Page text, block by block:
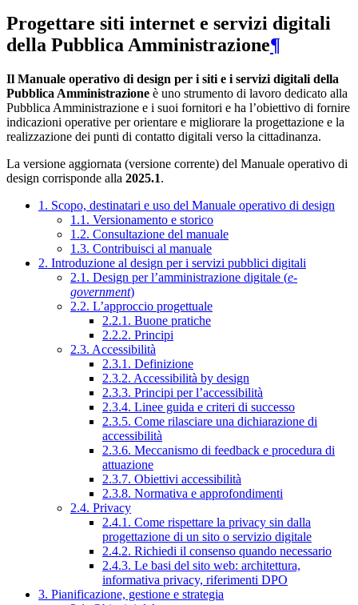
Progettare siti internet e servizi digitali
della Pubblica Amministrazione¶
Il Manuale operativo di design per i siti e i servizi digitali della
Pubblica Amministrazione è uno strumento di lavoro dedicato alla
Pubblica Amministrazione e i suoi fornitori e ha l’obiettivo di fornire
indicazioni operative per orientare e migliorare la progettazione e la
realizzazione dei punti di contatto digitali verso la cittadinanza.
La versione aggiornata (versione corrente) del Manuale operativo di
design corrisponde alla 2025.1.
1. Scopo, destinatari e uso del Manuale operativo di design
1.1. Versionamento e storico
1.2. Consultazione del manuale
1.3. Contribuisci al manuale
2. Introduzione al design per i servizi pubblici digitali
2.1. Design per l’amministrazione digitale (e-
government)
2.2. L’approccio progettuale
2.2.1. Buone pratiche
2.2.2. Principi
2.3. Accessibilità
2.3.1. Definizione
2.3.2. Accessibilità by design
2.3.3. Principi per l’accessibilità
2.3.4. Linee guida e criteri di successo
2.3.5. Come rilasciare una dichiarazione di
accessibilità
2.3.6. Meccanismo di feedback e procedura di
attuazione
2.3.7. Obiettivi accessibilità
2.3.8. Normativa e approfondimenti
2.4. Privacy
2.4.1. Come rispettare la privacy sin dalla
progettazione di un sito o servizio digitale
2.4.2. Richiedi il consenso quando necessario
2.4.3. Le basi del sito web: architettura,
informativa privacy, riferimenti DPO
3. Pianificazione, gestione e strategia